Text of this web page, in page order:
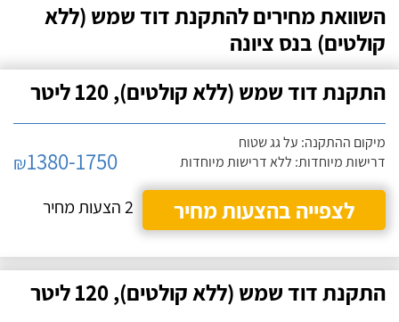
השוואת מחירים להתקנת דוד שמש (ללא
קולטים) בנס ציונה
התקנת דוד שמש (ללא קולטים), 120 ליטר
מיקום ההתקנה: על גג שטוח
דרישות מיוחדות: ללא דרישות מיוחדות
₪1380-1750
לצפייה בהצעות מחיר
2 הצעות מחיר
התקנת דוד שמש (ללא קולטים), 120 ליטר